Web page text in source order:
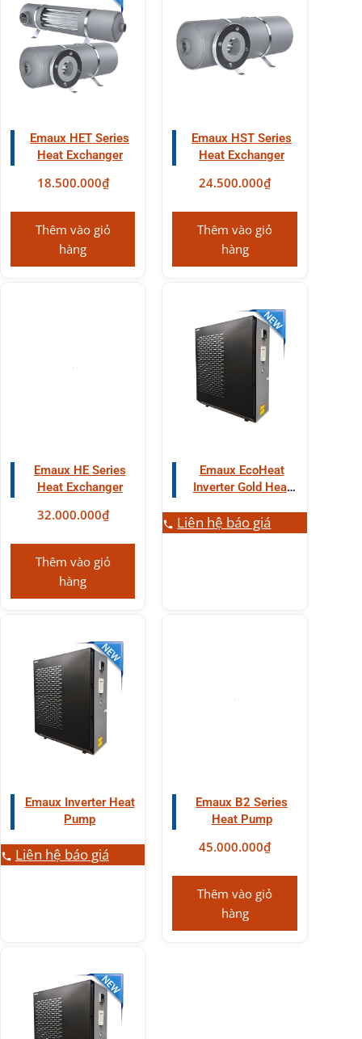
Emaux HET Series
Heat Exchanger
18.500.000₫
Thêm vào giỏ
hàng
Emaux HST Series
Heat Exchanger
24.500.000₫
Thêm vào giỏ
hàng
Emaux HE Series
Heat Exchanger
32.000.000₫
Thêm vào giỏ
hàng
Emaux EcoHeat
Inverter Gold Heat
Liên hệ báo giá
Emaux Inverter Heat
Pump
Liên hệ báo giá
Emaux B2 Series
Heat Pump
45.000.000₫
Thêm vào giỏ
hàng